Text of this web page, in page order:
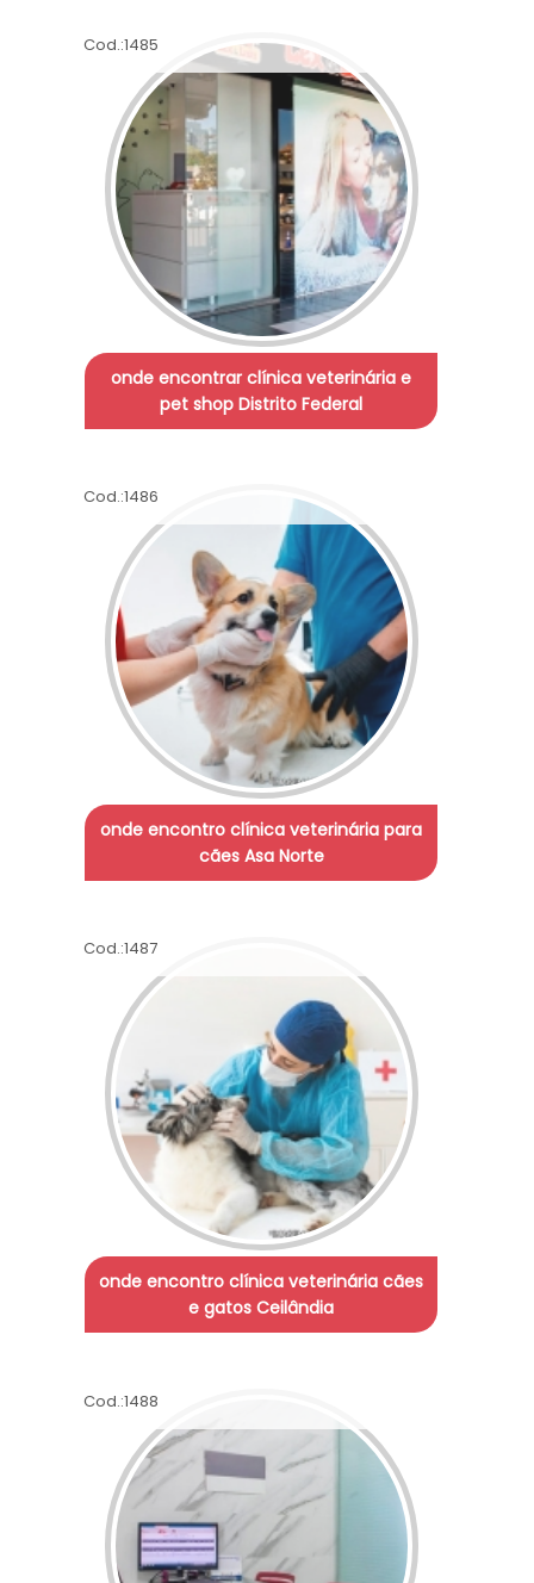
Cod.:1485
onde encontrar clínica veterinária e
pet shop Distrito Federal
Cod.:1486
onde encontro clínica veterinária para
cães Asa Norte
Cod.:1487
onde encontro clínica veterinária cães
e gatos Ceilândia
Cod.:1488